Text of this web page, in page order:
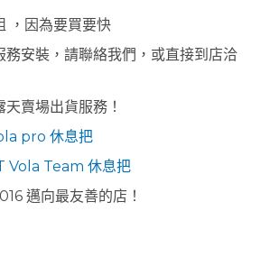
，因為要買要快
務安裝，請聯絡我們，或直接到店洽
賣場出貨服務！
pro 休息把
Vola Team 休息把
邁向最友善的店！